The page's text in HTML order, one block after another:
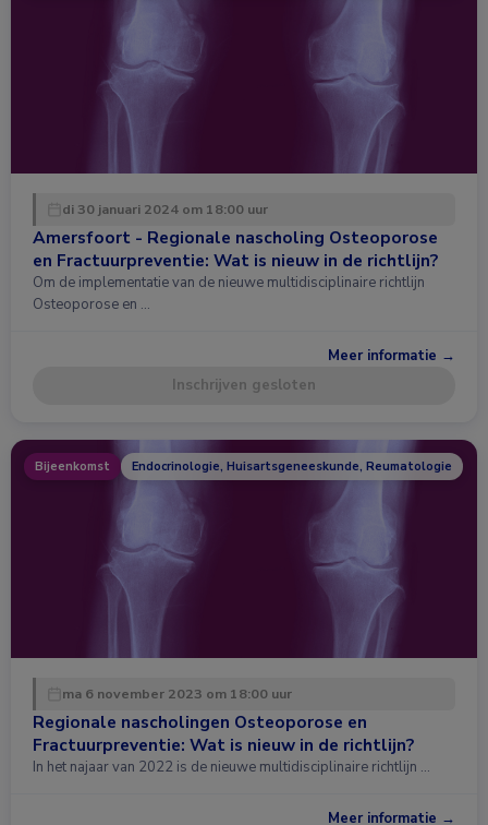
di 30 januari 2024 om 18:00 uur
Amersfoort - Regionale nascholing Osteoporose
en Fractuurpreventie: Wat is nieuw in de richtlijn?
Om de implementatie van de nieuwe multidisciplinaire richtlijn
Osteoporose en …
Meer informatie →
Inschrijven gesloten
Bijeenkomst Endocrinologie, Huisartsgeneeskunde, Reumatologie
ma 6 november 2023 om 18:00 uur
Regionale nascholingen Osteoporose en
Fractuurpreventie: Wat is nieuw in de richtlijn?
In het najaar van 2022 is de nieuwe multidisciplinaire richtlijn …
Meer informatie →